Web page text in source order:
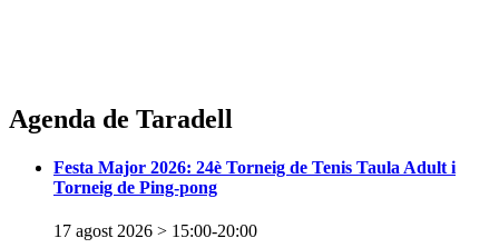
Agenda de Taradell
Festa Major 2026: 24è Torneig de Tenis Taula Adult i
Torneig de Ping-pong
17 agost 2026 > 15:00-20:00